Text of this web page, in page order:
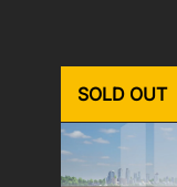
SOLD OUT